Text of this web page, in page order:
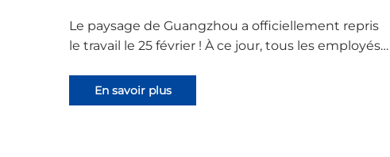
Le paysage de Guangzhou a officiellement repris
le travail le 25 février ! À ce jour, tous les employés
poste, la capacité de production a été
entièrement rétablie et tous les travaux
En savoir plus